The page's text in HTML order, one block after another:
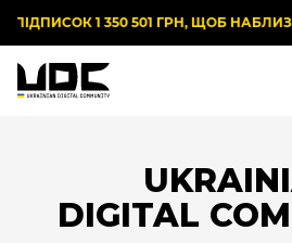
1 350 501 ГРН, ЩОБ НАБЛИЗИТИ
DIGITAL